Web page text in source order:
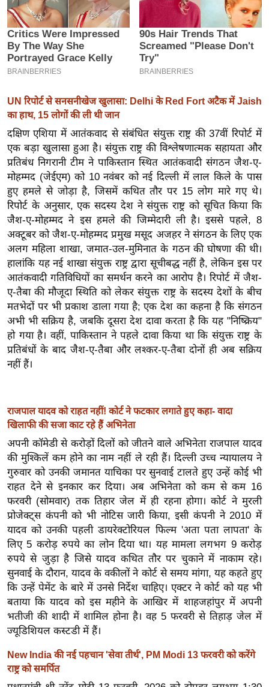
इ
म
ई
-
प
र
मि
सा
ल
बे
मि
सा
ल
श
ख्सि
य
त
यं
ग
इं
डि
सा
हि
ज
ग
त
ऑ
टो
व
र्ल्ड
न्यू
ज
ब्री
फ
म
नो
रं
UN रिपोर्ट से सनसनीखेज खुलासा: Delhi के Red Fort अटैक में Jaish
का हाथ, 15 लोगों की ली थी जान
दक्षिण एशिया में आतंकवाद से संबंधित संयुक्त राष्ट्र की 37वीं रिपोर्ट में
एक बड़ा खुलासा हुआ है। संयुक्त राष्ट्र की विश्लेषणात्मक सहायता और
प्रतिबंध निगरानी टीम ने पाकिस्तान स्थित आतंकवादी संगठन जैश-ए-
मोहम्मद (जेईएम) को 10 नवंबर को नई दिल्ली में लाल किले के पास
हुए हमले से जोड़ा है, जिसमें कथित तौर पर 15 लोग मारे गए थे।
रिपोर्ट के अनुसार, एक सदस्य देश ने संयुक्त राष्ट्र को सूचित किया कि
जैश-ए-मोहम्मद ने इस हमले की जिम्मेदारी ली है। इससे पहले, 8
अक्टूबर को जैश-ए-मोहम्मद प्रमुख मसूद अजहर ने संगठन के लिए एक
अलग महिला शाखा, जमात-उल-मुमिनात के गठन की घोषणा की थी।
हालांकि यह नई शाखा संयुक्त राष्ट्र द्वारा सूचीबद्ध नहीं है, लेकिन इस पर
आतंकवादी गतिविधियों का समर्थन करने का आरोप है। रिपोर्ट में जैश-
ए-तैबा की मौजूदा स्थिति को लेकर संयुक्त राष्ट्र के सदस्य देशों के बीच
मतभेदों पर भी प्रकाश डाला गया है; एक देश का कहना है कि संगठन
अभी भी सक्रिय है, जबकि दूसरा देश दावा करता है कि यह "निष्क्रिय"
हो गया है। वहीं, पाकिस्तान ने पहले दावा किया था कि संयुक्त राष्ट्र के
प्रतिबंधों के बाद जैश-ए-तैबा और लश्कर-ए-तैबा दोनों ही अब सक्रिय
नहीं हैं।
राजपाल यादव को राहत नहीं! कोर्ट ने फटकार लगाते हुए कहा- वादा
खिलाफी की सजा काट रहे हैं अभिनेता
अपनी कॉमेडी से करोड़ों दिलों को जीतने वाले अभिनेता राजपाल यादव
की मुश्किलें कम होने का नाम नहीं ले रही हैं। दिल्ली उच्च न्यायालय ने
गुरुवार को उनकी जमानत याचिका पर सुनवाई टालते हुए उन्हें कोई भी
राहत देने से इनकार कर दिया। अब अभिनेता को कम से कम 16
फरवरी (सोमवार) तक तिहार जेल में ही रहना होगा। कोर्ट ने मुरली
प्रोजेक्ट्स कंपनी को भी नोटिस जारी किया, इसी कंपनी ने 2010 में
यादव को उनकी पहली डायरेक्टोरियल फिल्म 'अता पता लापता' के
लिए 5 करोड़ रुपये का लोन दिया था। यह मामला लगभग 9 करोड़
रुपये से जुड़ा है जिसे यादव कथित तौर पर चुकाने में नाकाम रहे।
सुनवाई के दौरान, यादव के वकीलों ने कोर्ट से समय मांगा, यह कहते हुए
कि उन्हें पेमेंट के बारे में उनसे निर्देश चाहिए। एक्टर ने कोर्ट को यह भी
बताया कि यादव को इस महीने के आखिर में शाहजहांपुर में अपनी
भतीजी की शादी में शामिल होना है। वह 5 फरवरी से तिहाड़ जेल में
ज्यूडिशियल कस्टडी में हैं।
New India की नई पहचान 'सेवा तीर्थ', PM Modi 13 फरवरी को करेंगे
राष्ट्र को समर्पित